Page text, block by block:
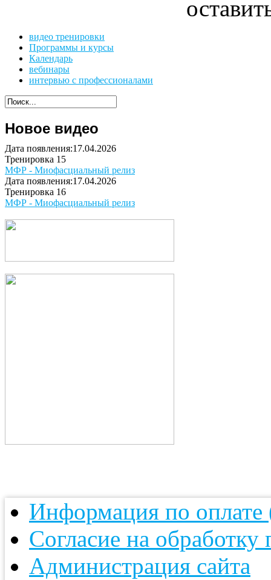
видео тренировки
Программы и курсы
Календарь
вебинары
интервью с профессионалами
Новое видео
Дата появления:17.04.2026
Тренировка 15
МФР - Миофасциальный релиз
Дата появления:17.04.2026
Тренировка 16
МФР - Миофасциальный релиз
Информация по оплате
Согласие на
Администрация сайта